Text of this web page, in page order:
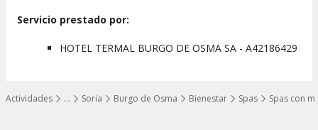
…
Mostrar todos los niveles
Actividades Soria Burgo de Osma Bienestar Spas Spas con
Servicio prestado por:
HOTEL TERMAL BURGO DE OSMA SA - A42186429